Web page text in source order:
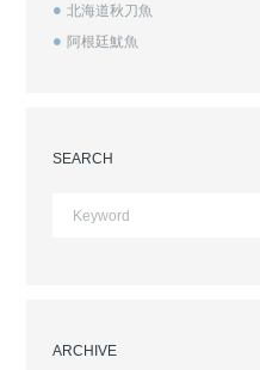
北海道秋刀魚
阿根廷魷魚
SEARCH
ARCHIVE